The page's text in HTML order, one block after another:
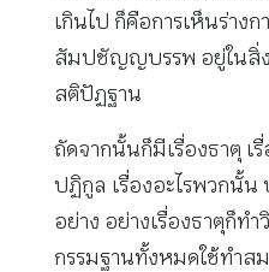
เกินไป ก็คือการเห็นร่างก
สัมปชัญญบรรพ อยู่ในสิ่ง
สติปัฏฐาน
ถัดจากนั้นก็มีเรื่องธาตุ เ
ปฏิกูล เรื่องอะไรพวกนั้น
อย่าง อย่างเรื่องธาตุก็ท
กรรมฐานทั้งหมดใช้ทำส